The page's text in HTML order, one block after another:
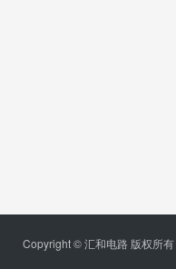
Copyright © 汇和电路 版权所有